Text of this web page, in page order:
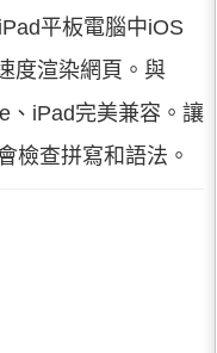
平板電腦中iOS
度渲染網頁。與
、iPad完美兼容。讓
檢查拼寫和語法。